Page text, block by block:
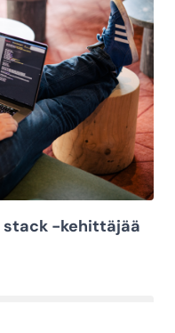
stack -kehittäjää